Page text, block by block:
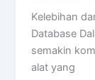
Kelebihan
Database
semakin
alat yang